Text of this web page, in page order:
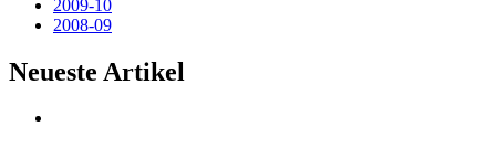
2009-10
2008-09
Neueste Artikel